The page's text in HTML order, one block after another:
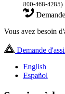
800-468-4285)
Vous avez besoin
Demande
English
Español